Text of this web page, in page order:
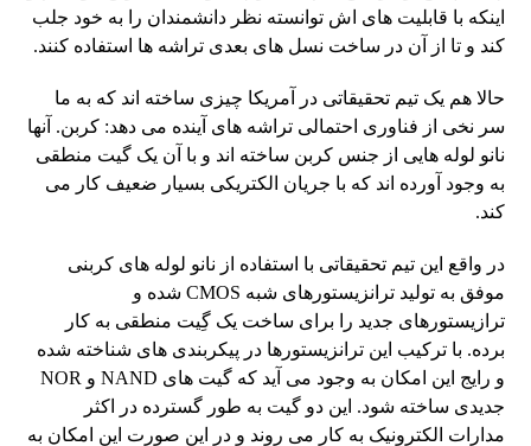
اینکه با قابلیت های اش توانسته نظر دانشمندان را به خود جلب
کند و تا از آن در ساخت نسل های بعدی تراشه ها استفاده کنند.
حالا هم یک تیم تحقیقاتی در آمریکا چیزی ساخته اند که به ما
سر نخی از فناوری احتمالی تراشه های آینده می دهد: کربن. آنها
نانو لوله هایی از جنس کربن ساخته اند و با آن یک گیت منطقی
به وجود آورده اند که با جریان الکتریکی بسیار ضعیف کار می
کند.
در واقع این تیم تحقیقاتی با استفاده از نانو لوله های کربنی
موفق به تولید ترانزیستورهای شبه CMOS شده و
ترازیستورهای جدید را برای ساخت یک گِیت منطقی به کار
برده. با ترکیب این ترانزیستورها در پیکربندی های شناخته شده
و رایج این امکان به وجود می آید که گیت های NAND و NOR
جدیدی ساخته شود. این دو گیت به طور گسترده در اکثر
مدارات الکترونیک به کار می روند و در این صورت این امکان به